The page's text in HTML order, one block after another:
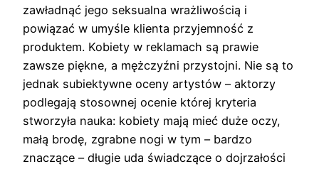
zawładnąć jego seksualna wrażliwością i
powiązać w umyśle klienta przyjemność z
produktem. Kobiety w reklamach są prawie
zawsze piękne, a mężczyźni przystojni. Nie są to
jednak subiektywne oceny artystów – aktorzy
podlegają stosownej ocenie której kryteria
stworzyła nauka: kobiety mają mieć duże oczy,
małą brodę, zgrabne nogi w tym – bardzo
znaczące – długie uda świadczące o dojrzałości